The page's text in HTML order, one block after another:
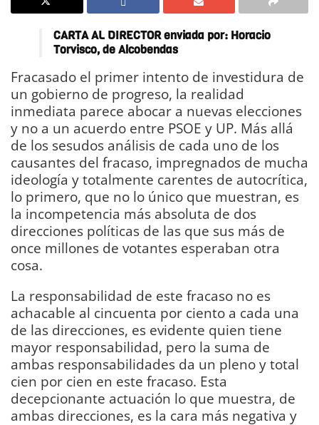
CARTA AL DIRECTOR enviada por: Horacio
Torvisco, de Alcobendas
Fracasado el primer intento de investidura de
un gobierno de progreso, la realidad
inmediata parece abocar a nuevas elecciones
y no a un acuerdo entre PSOE y UP. Más allá
de los sesudos análisis de cada uno de los
causantes del fracaso, impregnados de mucha
ideología y totalmente carentes de autocrítica,
lo primero, que no lo único que muestran, es
la incompetencia más absoluta de dos
direcciones políticas de las que sus más de
once millones de votantes esperaban otra
cosa.
La responsabilidad de este fracaso no es
achacable al cincuenta por ciento a cada una
de las direcciones, es evidente quien tiene
mayor responsabilidad, pero la suma de
ambas responsabilidades da un pleno y total
cien por cien en este fracaso. Esta
decepcionante actuación lo que muestra, de
ambas direcciones, es la cara más negativa y